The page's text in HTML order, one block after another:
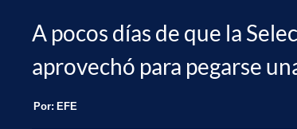
A pocos días de que la
aprovechó para pegarse
Por: EFE